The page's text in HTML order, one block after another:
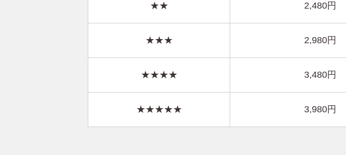
★★ 2,480円
★★★ 2,980円
★★★★ 3,480円
★★★★★ 3,980円